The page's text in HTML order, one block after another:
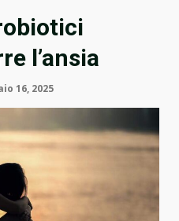
l’ansia
16, 2025